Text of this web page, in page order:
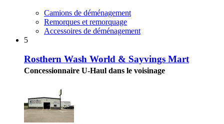
Camions de déménagement
Remorques et remorquage
Accessoires de déménagement
5
Rosthern Wash World & Sayvings Mart
Concessionnaire U-Haul dans le voisinage